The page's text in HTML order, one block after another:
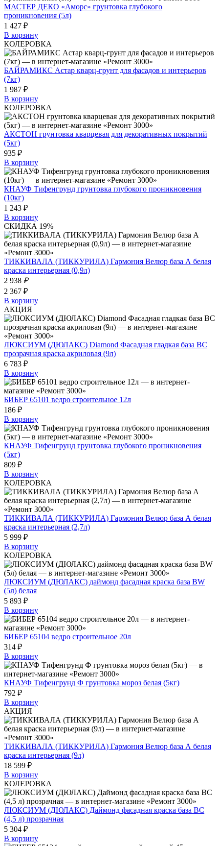
МАСТЕР ДЕКО «Аморс» грунтовка глубокого
проникновения (5л)
1 427 ₽
В корзину
КОЛЕРОВКА
БАЙРАМИКС Астар кварц-грунт для фасадов и интерьеров
(7кг)
1 987 ₽
В корзину
КОЛЕРОВКА
АКСТОН грунтовка кварцевая для декоративных покрытий
(5кг)
935 ₽
В корзину
КНАУФ Тифенгрунд грунтовка глубокого проникновения
(10кг)
1 243 ₽
В корзину
СКИДКА 19%
ТИККИВАЛА (ТИККУРИЛА) Гармония Велюр база А белая
краска интерьерная (0,9л)
2 938 ₽
2 367 ₽
В корзину
АКЦИЯ
ЛЮКСИУМ (ДЮЛАКС) Diamond Фасадная гладкая база BC
прозрачная краска акриловая (9л)
6 783 ₽
В корзину
БИБЕР 65101 ведро строительное 12л
186 ₽
В корзину
КНАУФ Тифенгрунд грунтовка глубокого проникновения
(5кг)
809 ₽
В корзину
КОЛЕРОВКА
ТИККИВАЛА (ТИККУРИЛА) Гармония Велюр база А белая
краска интерьерная (2,7л)
5 999 ₽
В корзину
КОЛЕРОВКА
ЛЮКСИУМ (ДЮЛАКС) даймонд фасадная краска база BW
(5л) белая
5 893 ₽
В корзину
БИБЕР 65104 ведро строительное 20л
314 ₽
В корзину
КНАУФ Тифенгрунд Ф грунтовка мороз белая (5кг)
792 ₽
В корзину
АКЦИЯ
ТИККИВАЛА (ТИККУРИЛА) Гармония Велюр база А белая
краска интерьерная (9л)
18 599 ₽
В корзину
КОЛЕРОВКА
ЛЮКСИУМ (ДЮЛАКС) Даймонд фасадная краска база BC
(4,5 л) прозрачная
5 304 ₽
В корзину